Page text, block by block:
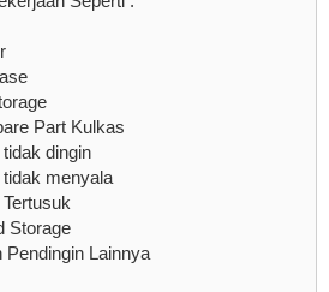
Part Kulkas
dingin
menyala
Storage
Lainnya